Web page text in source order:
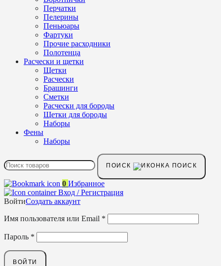
Перчатки
Пелерины
Пеньюары
Фартуки
Прочие расходники
Полотенца
Расчески и щетки
Щетки
Расчески
Брашинги
Сметки
Расчески для бороды
Щетки для бороды
Наборы
Фены
Наборы
ПОИСК
0 Избранное
Вход / Регистрация
ВойтиСоздать аккаунт
Имя пользователя или Email *
Пароль *
ВОЙТИ